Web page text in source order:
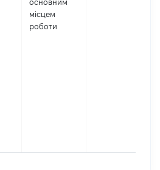
основним
місцем
роботи